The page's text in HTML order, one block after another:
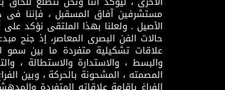
مستشرفين آفاق المسقبل ، فإننا فى
الأصيل . ولعلنا بهذا الملتقى نؤكد
حالات الفن البصرى المعاصر، إذ جنح
علاقات تشكيلية متفردة ما بين
والبسط ، والاستدارة والاستطالة ،
المصمته ، المشحونة بالحركة ، وبين